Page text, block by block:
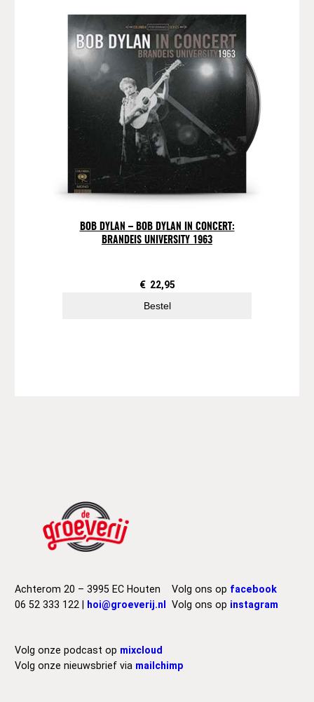
BOB DYLAN – BOB DYLAN IN CONCERT:
BRANDEIS UNIVERSITY 1963
€ 22,95
Bestel
Achterom 20 – 3995 EC Houten
06 52 333 122 |
hoi@groeverij.nl
Volg ons op facebook
Volg ons op instagram
Volg onze podcast op mixcloud
Volg onze nieuwsbrief via mailchimp